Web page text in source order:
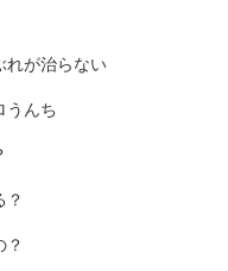
れが治らない
うんち
？
？